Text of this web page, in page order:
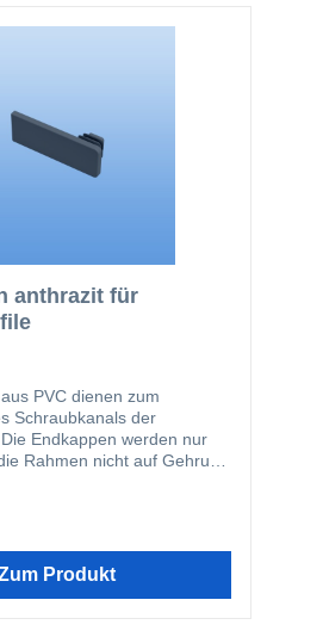
anthrazit für
PVC dienen zum
Schraubkanals der
Endkappen werden nur
Rahmen nicht auf Gehrung
Produkt